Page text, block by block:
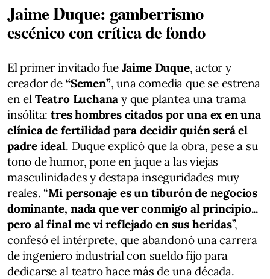
Jaime Duque: gamberrismo
escénico con crítica de fondo
El primer invitado fue Jaime Duque, actor y
creador de “Semen”, una comedia que se estrena
en el Teatro Luchana y que plantea una trama
insólita:tres hombres citados por una ex en una
clínica de fertilidad para decidir quién será el
padre ideal. Duque explicó que la obra, pese a su
tono de humor, pone en jaque a las viejas
masculinidades y destapa inseguridades muy
reales. “Mi personaje es un tiburón de negocios
dominante, nada que ver conmigo al principio...
pero al final me vi reflejado en sus heridas”,
confesó el intérprete, que abandonó una carrera
de ingeniero industrial con sueldo fijo para
dedicarse al teatro hace más de una década.